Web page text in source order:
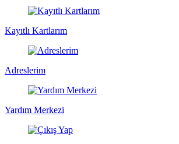
Kayıtlı Kartlarım
Adreslerim
Yardım Merkezi